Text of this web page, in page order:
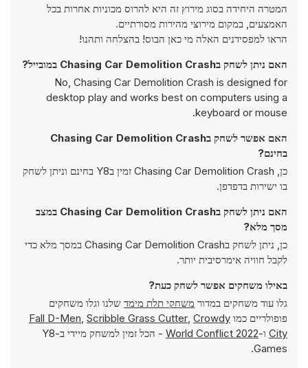
המטרה היחידה בסוג מירוץ זה היא להרוס מכוניות אחרות בכל
האמצעים, במקום מירוצי מהירות מסורתיים.
הראו למפסידנים האלה מי כאן הבוס! בהצלחה ותהנו!
האם ניתן לשחק בChasing Car Demolition Crash במובייל?
No, Chasing Car Demolition Crash is designed for
desktop play and works best on computers using a
keyboard or mouse.
האם אפשר לשחק בChasing Car Demolition Crash
בחינם?
כן, Chasing Car Demolition Crash זמין בY8 בחינם וניתן לשחק
בו ישירות בדפדפן.
האם ניתן לשחק בChasing Car Demolition Crash במצב
מסך מלא?
כן, ניתן לשחק בChasing Car Demolition Crash במסך מלא כדי
לקבל חוויה אימרסיבית יותר.
באילו משחקים אפשר לשחק כעת?
גלו עוד משחקים במדור משחקי תלת מימד שלנו וגלו משחקים
פופולריים כמו
Fall D-Men, Scribble Grass Cutter, Crowdy
City ו-World Conflict 2022
- הכל זמין למשחק מיידי ב-Y8
Games.